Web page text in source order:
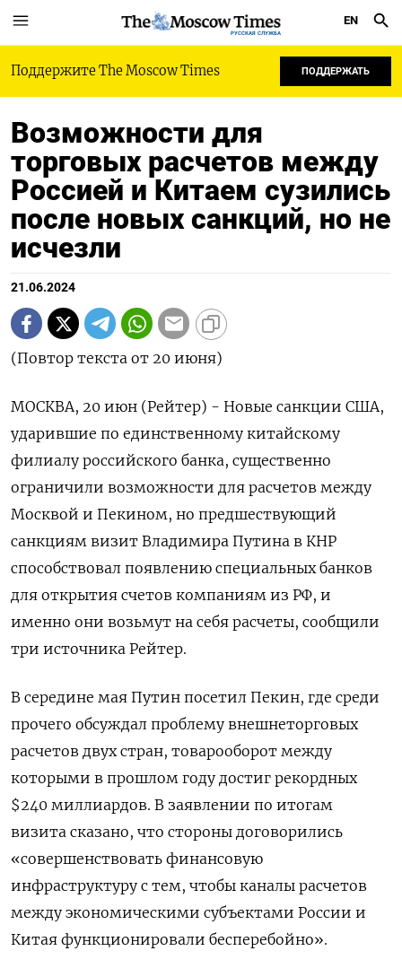
РУССКАЯ СЛУЖБА
EN
Поддержите The Moscow Times ПОДДЕРЖАТЬ
Возможности для
торговых расчетов между
Россией и Китаем сузились
после новых санкций, но не
исчезли
21.06.2024
(Повтор текста от 20 июня)
МОСКВА, 20 июн (Рейтер) - Новые санкции США,
ударившие по единственному китайскому
филиалу российского банка, существенно
ограничили возможности для расчетов между
Москвой и Пекином, но предшествующий
санкциям визит Владимира Путина в КНР
способствовал появлению специальных банков
для открытия счетов компаниям из РФ, и
именно они возьмут на себя расчеты, сообщили
три источника Рейтер.
В середине мая Путин посетил Пекин, где среди
прочего обсуждал проблему внешнеторговых
расчетов двух стран, товарооборот между
которыми в прошлом году достиг рекордных
$240 миллиардов. В заявлении по итогам
визита сказано, что стороны договорились
«совершенствовать финансовую
инфраструктуру с тем, чтобы каналы расчетов
между экономическими субъектами России и
Китая функционировали бесперебойно».